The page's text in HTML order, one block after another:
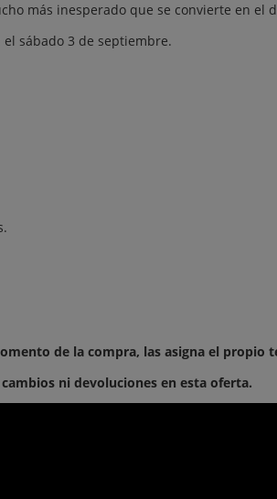
más inesperado que se convierte en el
sábado 3 de septiembre.
de la compra, las asigna el
ni devoluciones en esta oferta.